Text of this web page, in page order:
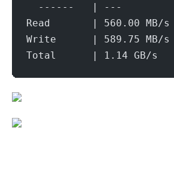
------   | ---
Read       | 560.00 MB/
Write      | 589.75 MB/
Total      | 1.14 GB/s